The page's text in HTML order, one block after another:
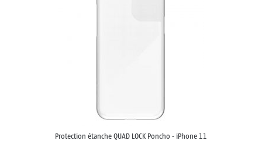
Protection étanche QUAD LOCK Poncho - iPhone 11